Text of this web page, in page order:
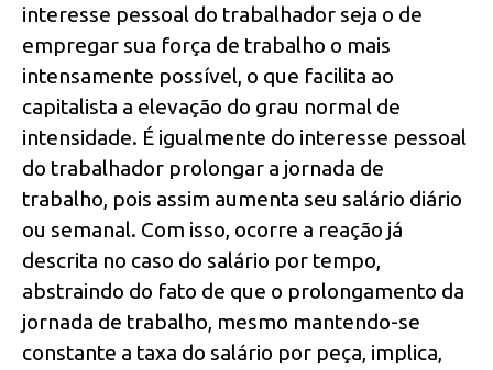
interesse pessoal do trabalhador seja o de
empregar sua força de trabalho o mais
intensamente possível, o que facilita ao
capitalista a elevação do grau normal de
intensidade. É igualmente do interesse pessoal
do trabalhador prolongar a jornada de
trabalho, pois assim aumenta seu salário diário
ou semanal. Com isso, ocorre a reação já
descrita no caso do salário por tempo,
abstraindo do fato de que o prolongamento da
jornada de trabalho, mesmo mantendo-se
constante a taxa do salário por peça, implica,